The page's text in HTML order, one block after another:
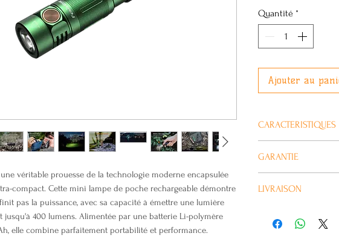
une véritable prouesse de la technologie moderne encapsulée
compact. Cette mini lampe de poche rechargeable démontre
pas la puissance, avec sa capacité à émettre une lumière
jusqu'à 400 lumens. Alimentée par une batterie Li-polymère
elle combine parfaitement portabilité et performance.
Quantité *
Ajouter au
CARACTERISTIQUES
LED blanche Cree
Angle de faisceau
Angle du
Peut être utilisé
GARANTIE
lampes et 2 ans pour
LIVRAISON